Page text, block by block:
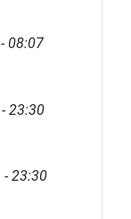
- 08:07
- 23:30
- 23:30